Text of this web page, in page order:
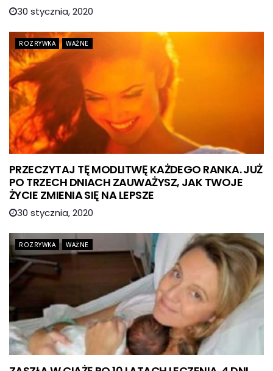
30 stycznia, 2020
ROZRYWKA WAŻNE
PRZECZYTAJ TĘ MODLITWĘ KAŻDEGO RANKA. JUŻ
PO TRZECH DNIACH ZAUWAŻYSZ, JAK TWOJE
ŻYCIE ZMIENIA SIĘ NA LEPSZE
30 stycznia, 2020
ROZRYWKA WAŻNE